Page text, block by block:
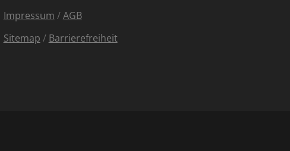
Impressum /AGB
Sitemap / Barrierefreiheit